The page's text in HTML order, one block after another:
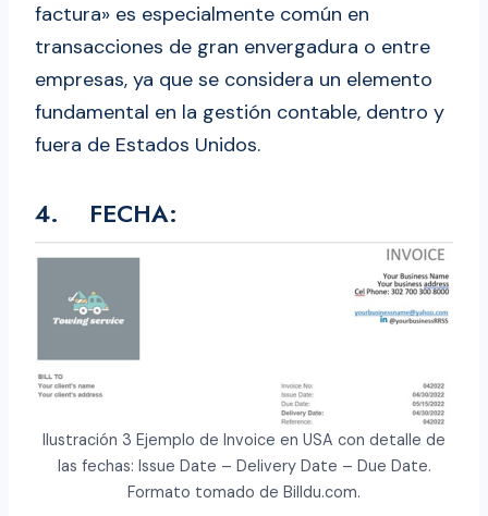
factura» es especialmente común en
transacciones de gran envergadura o entre
empresas, ya que se considera un elemento
fundamental en la gestión contable, dentro y
fuera de Estados Unidos.
4. FECHA:
Ilustración 3 Ejemplo de Invoice en USA con detalle de
las fechas: Issue Date – Delivery Date – Due Date.
Formato tomado de Billdu.com.